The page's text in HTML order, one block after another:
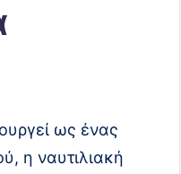
ως ένας
η ναυτιλιακή